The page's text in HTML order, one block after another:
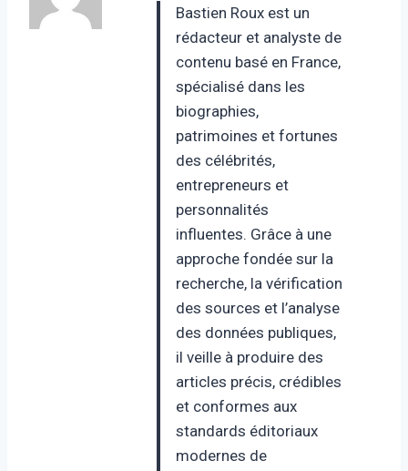
Bastien Roux est un
rédacteur et analyste de
contenu basé en France,
spécialisé dans les
biographies,
patrimoines et fortunes
des célébrités,
entrepreneurs et
personnalités
influentes. Grâce à une
approche fondée sur la
recherche, la vérification
des sources et l’analyse
des données publiques,
il veille à produire des
articles précis, crédibles
et conformes aux
standards éditoriaux
modernes de